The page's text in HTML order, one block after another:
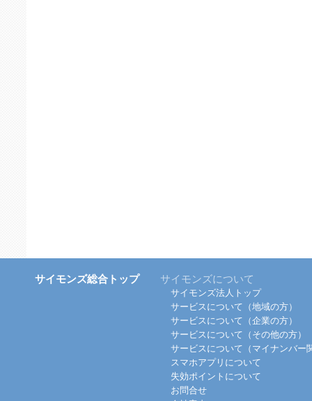
サイモンズ総合トップ サイモンズについて
サイモンズ法人トップ
サービスについて（地域の方）
サービスについて（企業の方）
サービスについて（その他の方）
サービスについて（マイナンバー
スマホアプリについて
失効ポイントについて
お問合せ